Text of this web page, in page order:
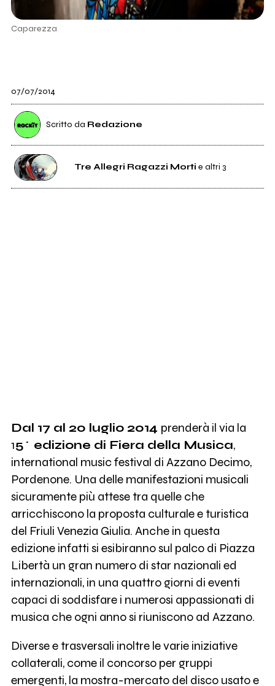
Caparezza
07/07/2014
Scritto da Redazione
Tre Allegri Ragazzi Morti e altri 3
Dal 17 al 20 luglio 2014 prenderà il via la
15^ edizione di Fiera della Musica,
international music festival di Azzano Decimo,
Pordenone. Una delle manifestazioni musicali
sicuramente più attese tra quelle che
arricchiscono la proposta culturale e turistica
del Friuli Venezia Giulia. Anche in questa
edizione infatti si esibiranno sul palco di Piazza
Libertà un gran numero di star nazionali ed
internazionali, in una quattro giorni di eventi
capaci di soddisfare i numerosi appassionati di
musica che ogni anno si riuniscono ad Azzano.
Diverse e trasversali inoltre le varie iniziative
collaterali, come il concorso per gruppi
emergenti, la mostra-mercato del disco usato e